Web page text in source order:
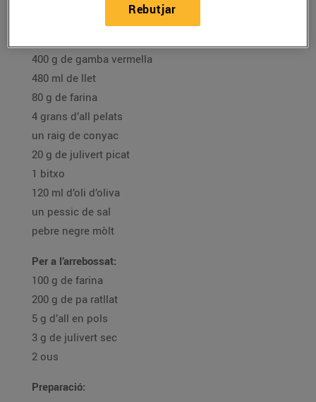
400 g de gamba vermella
480 ml de llet
80 g de farina
4 grans d’all pelats
un raig de conyac
20 g de julivert picat
1 bitxo
120 ml d’oli d’oliva
un pessic de sal
pebre negre mòlt
Per a l’arrebossat:
100 g de farina
200 g de pa ratllat
5 g d’all en pols
3 g de julivert sec
2 ous
Preparació:
Rebutjar